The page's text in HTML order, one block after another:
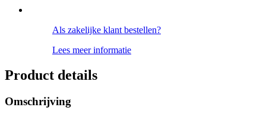
Als zakelijke klant bestellen?
Lees meer informatie
Product details
Omschrijving